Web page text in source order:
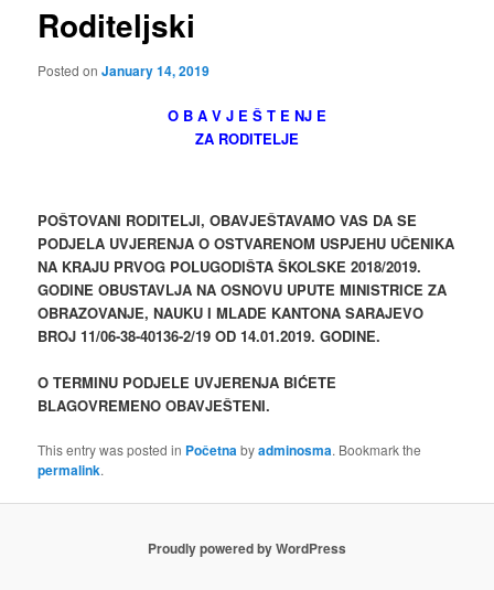
Roditeljski
Posted onJanuary 14, 2019
O B A V J E Š T E NJ E
ZA RODITELJE
POŠTOVANI RODITELJI, OBAVJEŠTAVAMO VAS DA SE
PODJELA UVJERENJA O OSTVARENOM USPJEHU UČENIKA
NA KRAJU PRVOG POLUGODIŠTA ŠKOLSKE 2018/2019.
GODINE OBUSTAVLJA NA OSNOVU UPUTE MINISTRICE ZA
OBRAZOVANJE, NAUKU I MLADE KANTONA SARAJEVO
BROJ 11/06-38-40136-2/19 OD 14.01.2019. GODINE.
O TERMINU PODJELE UVJERENJA BIĆETE
BLAGOVREMENO OBAVJEŠTENI.
This entry was posted in Početnabyadminosma. Bookmark the
permalink.
Proudly powered by WordPress